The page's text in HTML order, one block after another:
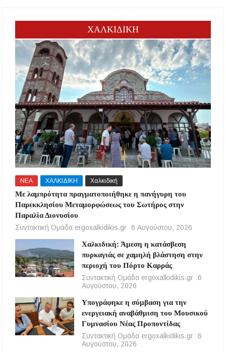
ΧΑΛΚΙΔΙΚΗ
ΝΕΑ ΧΑΛΚΙΔΙΚΗ Χαλκιδική
Με λαμπρότητα πραγματοποιήθηκε η πανήγυρη του
Παρεκκλησίου Μεταμορφώσεως του Σωτήρος στην
Παραλία Διονυσίου
Συντακτική Ομάδα ergoxalkidikis.gr
6 Αυγούστου, 2026
Χαλκιδική: Άμεση η κατάσβεση
πυρκαγιάς σε χαμηλή βλάστηση στην
περιοχή του Πόρτο Καρράς
Συντακτική Ομάδα ergoxalkidikis.gr
6
Αυγούστου, 2026
Υπογράφηκε η σύμβαση για την
ενεργειακή αναβάθμιση του Μουσικού
Γυμνασίου Νέας Προποντίδας
Συντακτική Ομάδα ergoxalkidikis.gr
6
Αυγούστου, 2026